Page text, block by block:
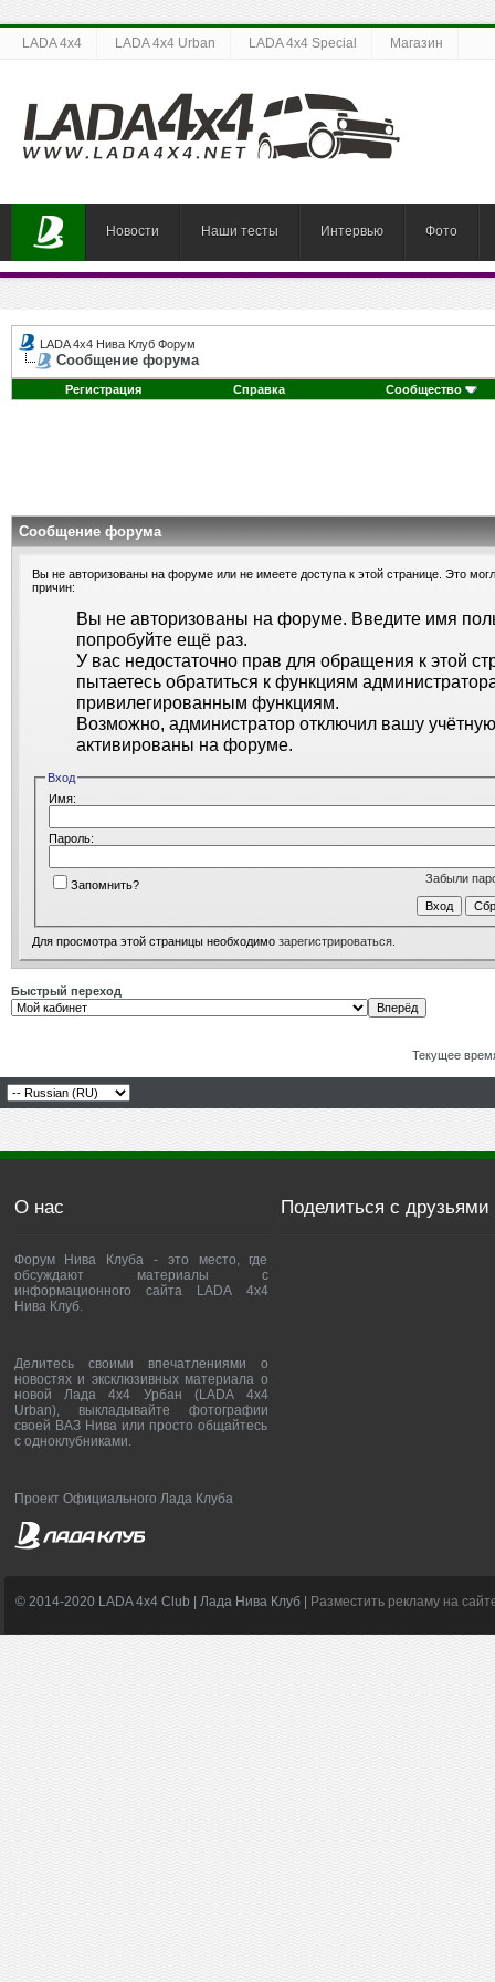
LADA 4x4 LADA 4x4 Urban LADA 4x4 Special Магазин
Новости Наши тесты Интервью Фото
LADA 4x4 Нива Клуб Форум
Сообщение форума
Регистрация Справка Сообщество
Сообщение форума
Вы не авторизованы на форуме или не имеете доступа к этой странице. Это
причин:
Вы не авторизованы на форуме. Введите имя
попробуйте ещё раз.
У вас недостаточно прав для обращения к этой
пытаетесь обратиться к функциям
привилегированным функциям.
Возможно, администратор отключил вашу
активированы на форуме.
Вход
Имя:
Пароль:
Забыли
Запомнить?
Для просмотра этой страницы необходимо зарегистрироваться
Быстрый переход
Текущее
О нас
Форум Нива Клуба - это место, где
обсуждают материалы с
информационного сайта LADA 4x4
Нива Клуб.
Делитесь своими впечатлениями о
новостях и эксклюзивных материала о
новой Лада 4х4 Урбан (LADA 4x4
Urban), выкладывайте фотографии
своей ВАЗ Нива или просто общайтесь
с одноклубниками.
Проект Официального Лада Клуба
Поделиться с друзьями
© 2014-2020 LADA 4x4 Club | Лада Нива Клуб | Разместить рекламу на